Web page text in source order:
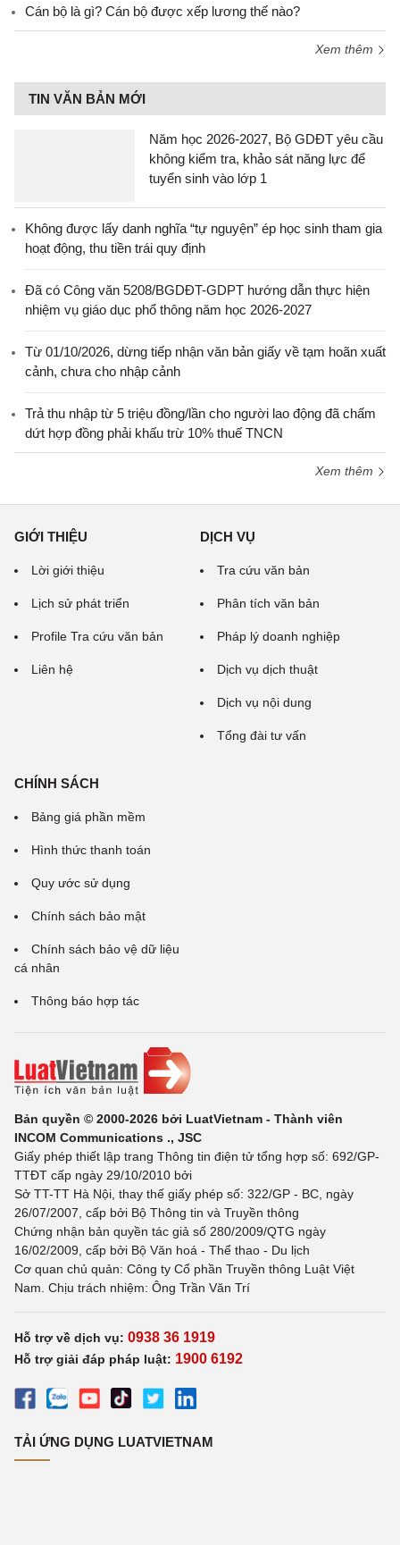
Cán bộ là gì? Cán bộ được xếp lương thế nào?
Xem thêm
TIN VĂN BẢN MỚI
Năm học 2026-2027, Bộ GDĐT yêu cầu
không kiểm tra, khảo sát năng lực để
tuyển sinh vào lớp 1
Không được lấy danh nghĩa “tự nguyện” ép học sinh tham gia
hoạt động, thu tiền trái quy định
Đã có Công văn 5208/BGDĐT-GDPT hướng dẫn thực hiện
nhiệm vụ giáo dục phổ thông năm học 2026-2027
Từ 01/10/2026, dừng tiếp nhận văn bản giấy về tạm hoãn xuất
cảnh, chưa cho nhập cảnh
Trả thu nhập từ 5 triệu đồng/lần cho người lao động đã chấm
dứt hợp đồng phải khấu trừ 10% thuế TNCN
Xem thêm
GIỚI THIỆU
Lời giới thiệu
Lịch sử phát triển
Profile Tra cứu văn bản
Liên hệ
DỊCH VỤ
Tra cứu văn bản
Phân tích văn bản
Pháp lý doanh nghiệp
Dịch vụ dịch thuật
Dịch vụ nội dung
Tổng đài tư vấn
CHÍNH SÁCH
Bảng giá phần mềm
Hình thức thanh toán
Quy ước sử dụng
Chính sách bảo mật
Chính sách bảo vệ dữ liệu
cá nhân
Thông báo hợp tác
Bản quyền © 2000-2026 bởi LuatVietnam - Thành viên
INCOM Communications ., JSC
Giấy phép thiết lập trang Thông tin điện tử tổng hợp số: 692/GP-
TTĐT cấp ngày 29/10/2010 bởi
Sở TT-TT Hà Nội, thay thế giấy phép số: 322/GP - BC, ngày
26/07/2007, cấp bởi Bộ Thông tin và Truyền thông
Chứng nhận bản quyền tác giả số 280/2009/QTG ngày
16/02/2009, cấp bởi Bộ Văn hoá - Thể thao - Du lịch
Cơ quan chủ quản: Công ty Cổ phần Truyền thông Luật Việt
Nam. Chịu trách nhiệm: Ông Trần Văn Trí
Hỗ trợ về dịch vụ: 0938 36 1919
Hỗ trợ giải đáp pháp luật: 1900 6192
TẢI ỨNG DỤNG LUATVIETNAM